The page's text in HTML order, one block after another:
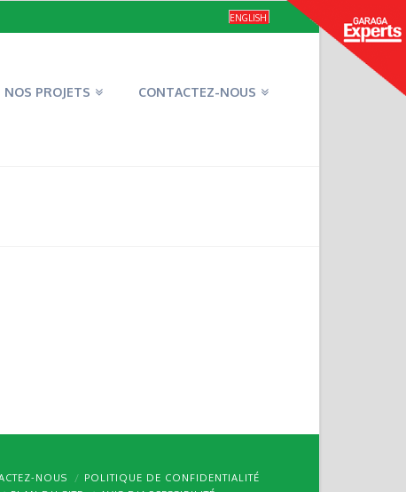
ENGLISH
NOS PROJETS CONTACTEZ-NOUS
NOUS
POLITIQUE DE CONFIDENTIALITÉ